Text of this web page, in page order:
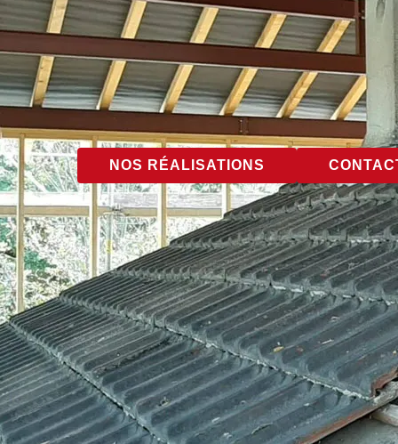
NOS RÉALISATIONS